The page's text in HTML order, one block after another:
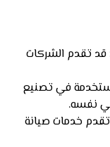
قد تقدم الشركات
في تصنيع
نفسه.
خدمات صيانة